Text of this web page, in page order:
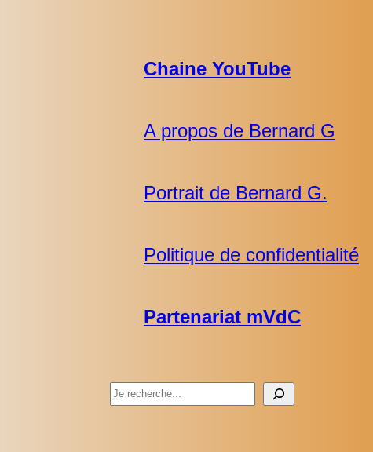
Chaine YouTube
A propos de Bernard G
Portrait de Bernard G.
Politique de confidentialité
Partenariat mVdC
Rechercher